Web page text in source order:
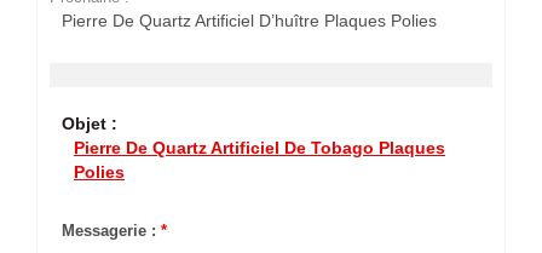
Pierre De Quartz Artificiel D’huître Plaques Polies
Objet :
Pierre De Quartz Artificiel De Tobago Plaques
Polies
Messagerie : *